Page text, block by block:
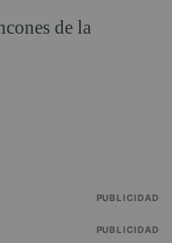
de la
PUBLICIDAD
PUBLICIDAD